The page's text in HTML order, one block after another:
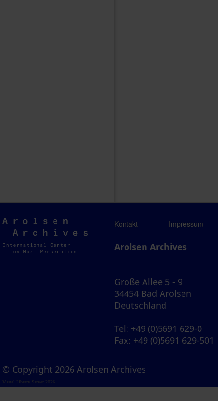
Arolsen
Archives
Kontakt Impressum
Arolsen Archives
Große Allee 5 - 9
34454 Bad Arolsen
Deutschland
Tel: +49 (0)5691 629-0
Fax: +49 (0)5691 629-501
© Copyright 2026 Arolsen Archives
Visual Library Server 2026